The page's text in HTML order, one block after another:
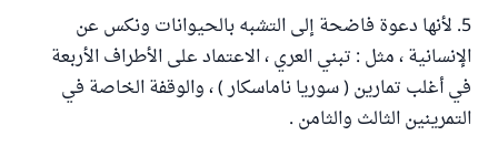
5. لأنها دعوة فاضحة إلى التشبه بالحيوانات ونكس عن
الإنسانية ، مثل : تبني العري ، الاعتماد على الأطراف الأربعة
في أغلب تمارين ( سوريا ناماسكار ) ، والوقفة الخاصة في
التمرينين الثالث والثامن .